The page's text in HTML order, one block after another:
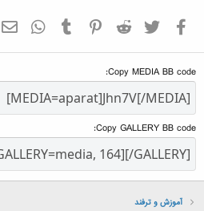
فیسبوکتویتر Reddit
Pinterest
Tumblr
Copy MEDIA BB code
Copy GALLERY BB code
آموزش و ترفند